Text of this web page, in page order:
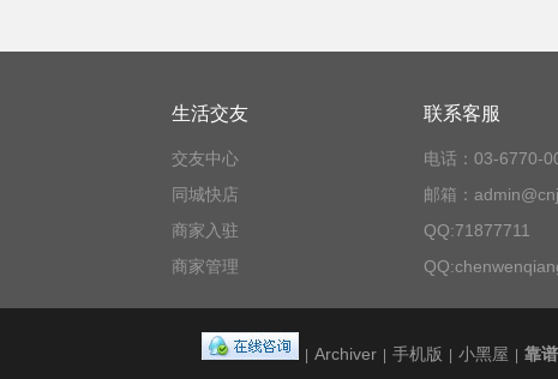
生活交友
交友中心
同城快店
商家入驻
商家管理
联系客服
电话：03-6770-
邮箱：
QQ:71877711
Archiver 手机版 小黑屋 靠